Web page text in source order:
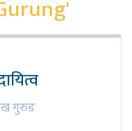
गुरुङ